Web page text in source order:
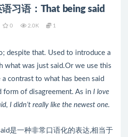
习语：That being said
0 2.0K 1
despite that. Used to introduce a
what was just said.Or we use this
contrast to what has been said
form of disagreement. As in I love
I didn’t really like the newest one.
是一种非常口语化的表达,相当于